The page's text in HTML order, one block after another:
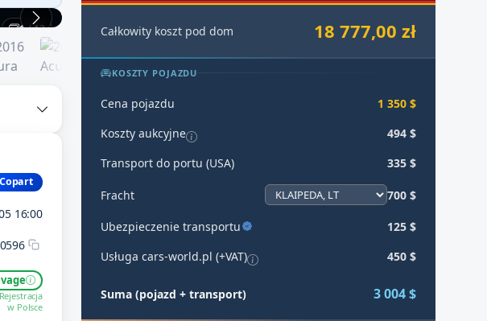
1 / 13
Copart
16:00
w Polsce
Całkowity koszt pod dom 18 777,00 zł
KOSZTY POJAZDU
Cena pojazdu
1 350 $
Koszty aukcyjne
494 $
Transport do portu (USA)
335 $
Fracht 700 $
Ubezpieczenie transportu
125 $
Usługa cars-world.pl (+VAT)
450 $
Suma (pojazd + transport) 3 004 $